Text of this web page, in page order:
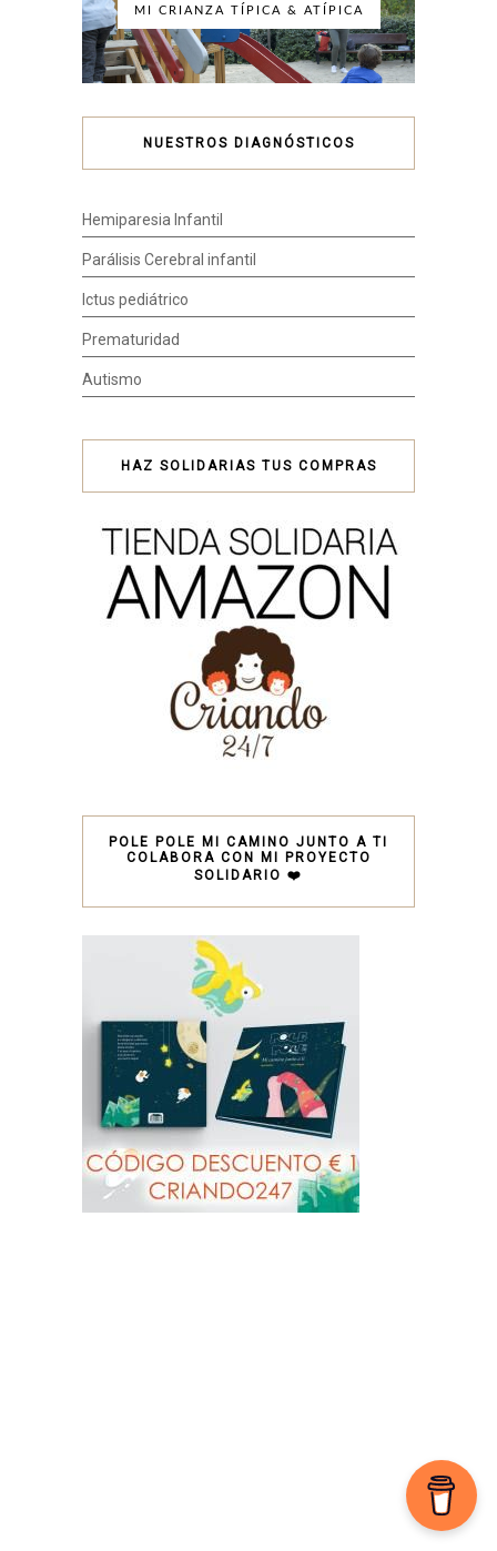
MI CRIANZA TÍPICA & ATÍPICA
NUESTROS DIAGNÓSTICOS
Hemiparesia Infantil
Parálisis Cerebral infantil
Ictus pediátrico
Prematuridad
Autismo
HAZ SOLIDARIAS TUS COMPRAS
POLE POLE MI CAMINO JUNTO A TI
COLABORA CON MI PROYECTO
SOLIDARIO ❤️